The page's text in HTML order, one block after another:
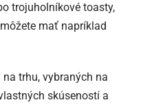
trojuholníkové toasty,
mať napríklad
trhu, vybraných na
skúseností a